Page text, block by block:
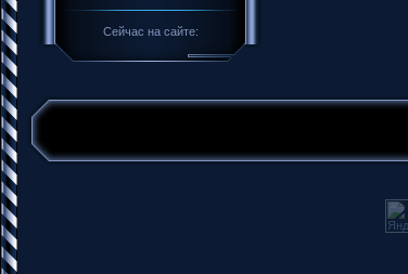
Сейчас на сайте: